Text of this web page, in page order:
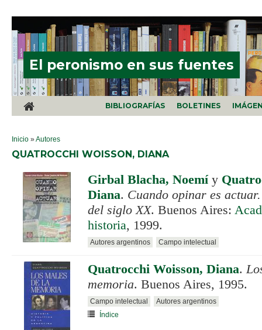
El peronismo en sus fuentes
BIBLIOGRAFÍAS BOLETINES
SE ENCUENTRA USTED AQUÍ
Inicio »Autores
QUATROCCHI WOISSON, DIANA
Girbal Blacha, Noemíy
Diana. Cuando opinar es
del siglo XX. Buenos Aires:
historia, 1999.
Autores argentinos Campo intelectual
Quatrocchi Woisson, Diana.
memoria. Buenos Aires, 1995.
Campo intelectual
Autores argentinos
Índice